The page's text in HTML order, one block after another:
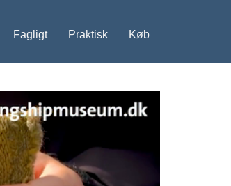
Fagligt Praktisk Køb